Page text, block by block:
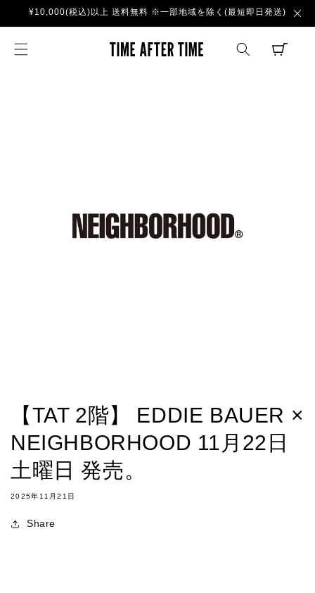
ンツに
進む
¥10,000(税込)以上 送料無料 ※一部地域を除く(最短即日発送)
TIME AFTER
CART
【TAT 2階】 EDDIE BAUER ×
NEIGHBORHOOD 11月22日
土曜日 発売。
2025年11月21日
Share